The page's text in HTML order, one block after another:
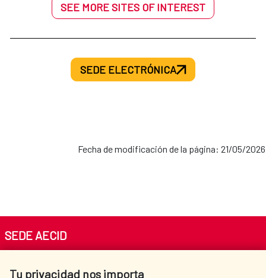
SEE MORE SITES OF INTEREST
SEDE ELECTRÓNICA
Fecha de modificación de la página: 21/05/2026
Tu privacidad nos importa
SEDE AECID
Tel. +34 900 20 30 54​​​​​​​